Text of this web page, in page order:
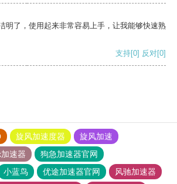
明了，使用起来非常容易上手，让我能够快速熟
支持[0] 反对[0]
旋风加速度器
旋风加速
速器
狗急加速器官网
小蓝鸟 优途加速器官网
风驰加速器